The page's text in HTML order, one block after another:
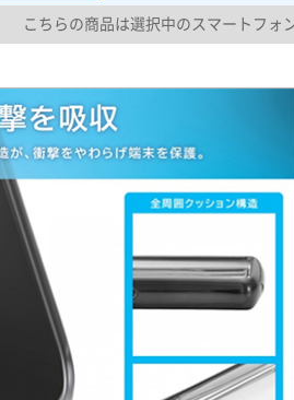
こちらの商品は選択中のスマートフォ